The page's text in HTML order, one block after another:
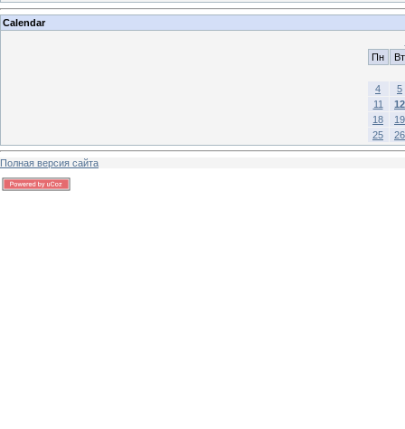
Calendar
Пн
Вт
4
5
11
12
18
19
25
26
Полная версия сайта